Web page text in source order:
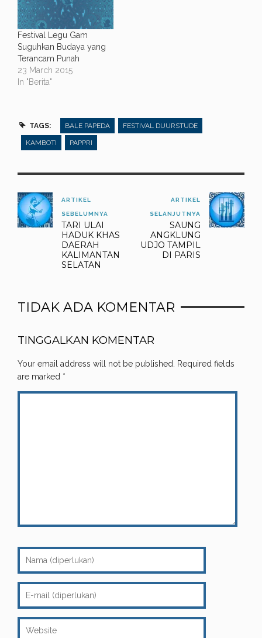
Festival Legu Gam
Suguhkan Budaya yang
Terancam Punah
23 March 2015
In "Berita"
TAGS: BALE PAPEDA FESTIVAL DUURSTUDE
KAMBOTI PAPPRI
ARTIKEL
SEBELUMNYA
TARI ULAI
HADUK KHAS
DAERAH
KALIMANTAN
SELATAN
ARTIKEL
SELANJUTNYA
SAUNG
ANGKLUNG
UDJO TAMPIL
DI PARIS
TIDAK ADA KOMENTAR
TINGGALKAN KOMENTAR
Your email address will not be published.
Required fields
are marked *